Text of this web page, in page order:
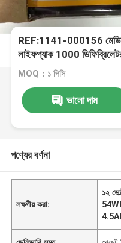
REF:1141-000156
লাইফপ্যাক 1000
MOQ：১ পিসি
ভালো দাম
পণ্যের বর্ণনা
লক্ষণীয় করা:
১২
54Wh
4.5Ah